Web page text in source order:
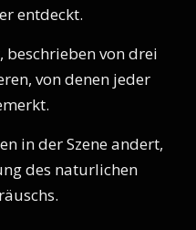
entdeckt.
beschrieben von drei
von denen jeder
in der Szene andert,
des naturlichen